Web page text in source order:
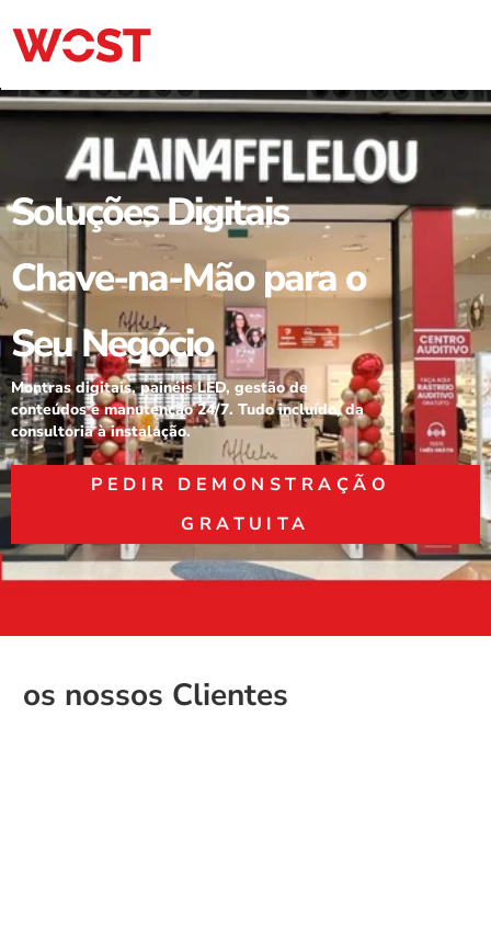
Soluções Digitais
Chave-na-Mão para o
Seu Negócio
Montras digitais, painéis LED, gestão de
conteúdos e manutenção 24/7. Tudo incluído, da
consultoria à instalação.
PEDIR DEMONSTRAÇÃO
GRATUITA
os nossos Clientes